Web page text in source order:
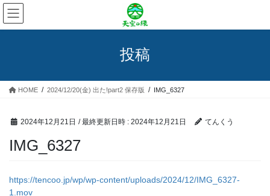
コ
ン
テ
ス
ナ
ビ
ゲ
ン
投稿
HOME 2024/12/20(金) 出た!part2 保存版 IMG_6327
2024年12月21日 / 最終更新日時 : 2024年12月21日 てんくう
IMG_6327
https://tencoo.jp/wp/wp-content/uploads/2024/12/IMG_6327-
1.mov